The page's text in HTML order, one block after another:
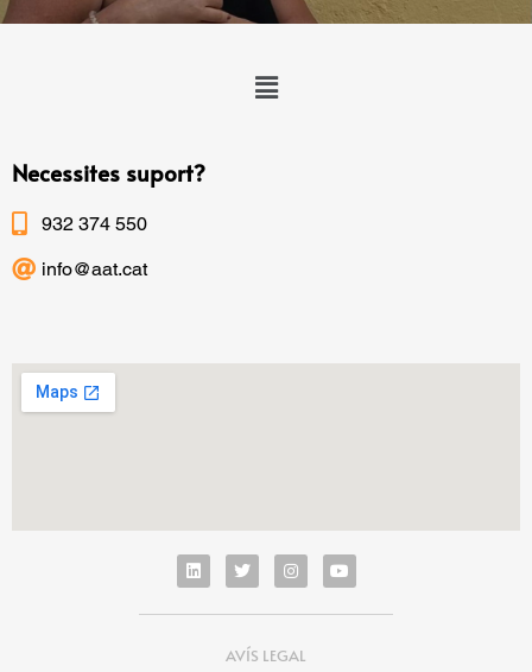
Necessites suport?
932 374 550
info@aat.cat
AVÍS LEGAL